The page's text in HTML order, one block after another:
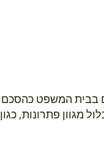
בבית המשפט כהסכם
מגוון פתרונות, כגון